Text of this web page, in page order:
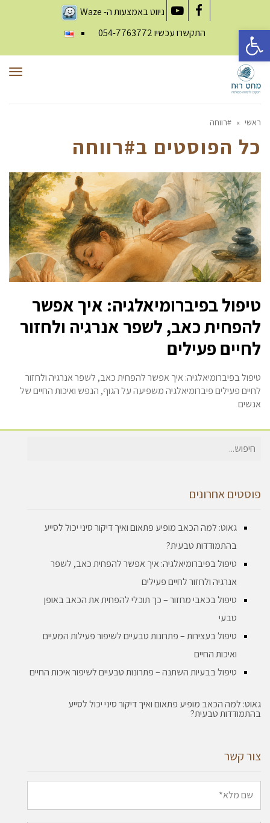
Facebook
YouTube
ניווט באמצעות ה-Waze
התקשרו עכשיו054-7763772
ראשי » #רווחה
כל הפוסטים ב#רווחה
טיפול בפיברומיאלגיה: איך אפשר
להפחית כאב, לשפר אנרגיה ולחזור
לחיים פעילים
טיפול בפיברומיאלגיה: איך אפשר להפחית כאב, לשפר אנרגיה ולחזור
לחיים פעילים פיברומיאלגיה משפיעה על הגוף, הנפש ואיכות החיים של
אנשים
חיפוש
פוסטים אחרונים
גאוט: למה הכאב מופיע פתאום ואיך דיקור סיני יכול לסייע
בהתמודדות טבעית?
טיפול בפיברומיאלגיה: איך אפשר להפחית כאב, לשפר
אנרגיה ולחזור לחיים פעילים
טיפול בכאבי מחזור – כך תוכלי להפחית את הכאב באופן
טבעי
טיפול בעצירות – פתרונות טבעיים לשיפור פעילות המעיים
ואיכות החיים
טיפול בבעיות השתנה – פתרונות טבעיים לשיפור איכות החיים
גאוט: למה הכאב מופיע פתאום ואיך דיקור סיני יכול לסייע
בהתמודדות טבעית?
צור קשר
פתח סרגל נגישות